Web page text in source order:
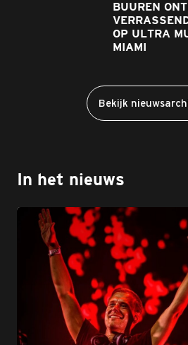
BUUREN
OP ULTRA
MIAMI
Bekijk
In het nieuws